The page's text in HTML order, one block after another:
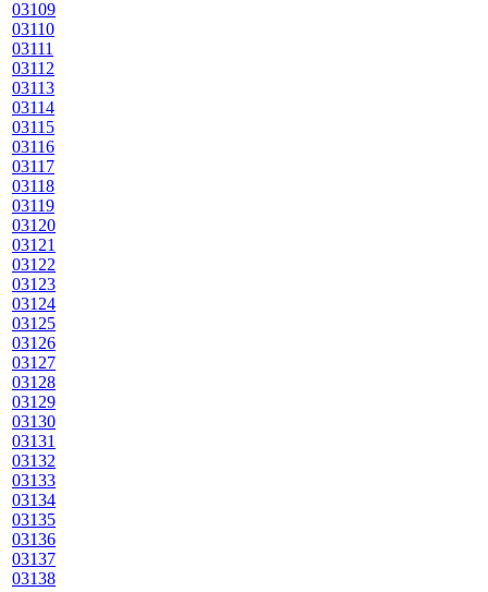
03109
03110
03111
03112
03113
03114
03115
03116
03117
03118
03119
03120
03121
03122
03123
03124
03125
03126
03127
03128
03129
03130
03131
03132
03133
03134
03135
03136
03137
03138